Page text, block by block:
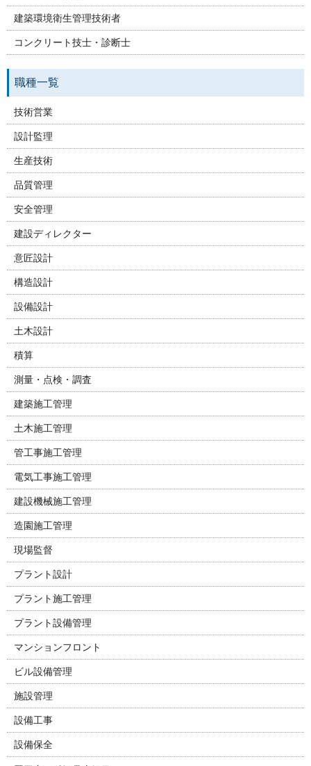
建築環境衛生管理技術者
コンクリート技士・診断士
職種一覧
技術営業
設計監理
生産技術
品質管理
安全管理
建設ディレクター
意匠設計
構造設計
設備設計
土木設計
積算
測量・点検・調査
建築施工管理
土木施工管理
管工事施工管理
電気工事施工管理
建設機械施工管理
造園施工管理
現場監督
プラント設計
プラント施工管理
プラント設備管理
マンションフロント
ビル設備管理
施設管理
設備工事
設備保全